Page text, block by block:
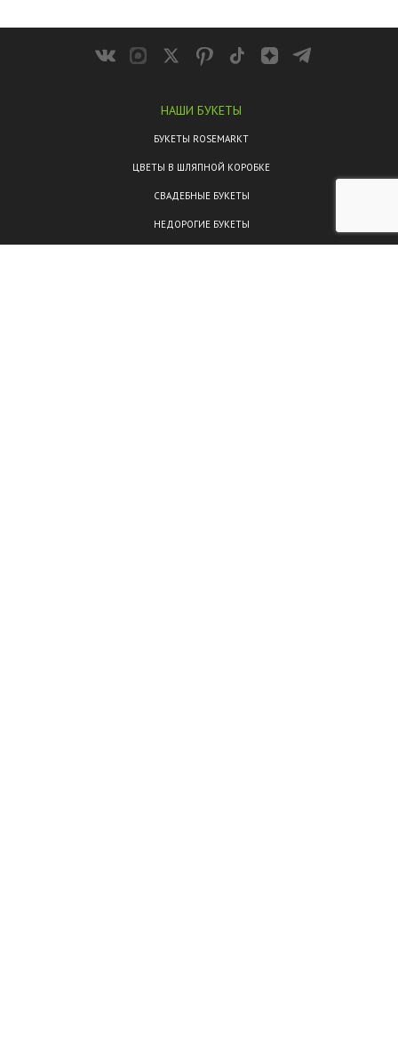
НАШИ БУКЕТЫ
БУКЕТЫ ROSEMARKT
ЦВЕТЫ В ШЛЯПНОЙ КОРОБКЕ
СВАДЕБНЫЕ БУКЕТЫ
НЕДОРОГИЕ БУКЕТЫ